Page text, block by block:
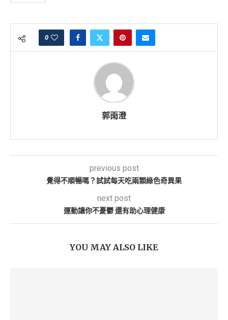
0
郭雨澄
previous post
覺得不順暢嗎？試試每天吃兩顆綠色奇異果
next post
運動讓你不憂鬱 還有助心理健康
YOU MAY ALSO LIKE